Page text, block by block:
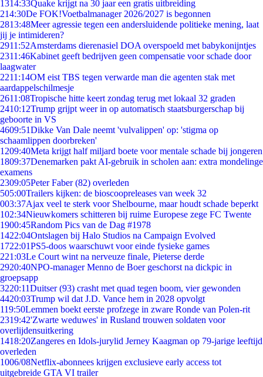
1314:33Quake krijgt na 30 jaar een gratis uitbreiding
214:30De FOK!Voetbalmanager 2026/2027 is begonnen
2813:48Meer agressie tegen een andersluidende politieke mening, laat
jij je intimideren?
2911:52Amsterdams dierenasiel DOA overspoeld met babykonijntjes
2311:46Kabinet geeft bedrijven geen compensatie voor schade door
laagwater
2211:14OM eist TBS tegen verwarde man die agenten stak met
aardappelschilmesje
2611:08Tropische hitte keert zondag terug met lokaal 32 graden
2410:12Trump grijpt weer in op automatisch staatsburgerschap bij
geboorte in VS
4609:51Dikke Van Dale neemt 'vulvalippen' op: 'stigma op
schaamlippen doorbreken'
1209:40Meta krijgt half miljard boete voor mentale schade bij jongeren
1809:37Denemarken pakt AI-gebruik in scholen aan: extra mondelinge
examens
2309:05Peter Faber (82) overleden
505:00Trailers kijken: de bioscoopreleases van week 32
003:37Ajax veel te sterk voor Shelbourne, maar houdt schade beperkt
102:34Nieuwkomers schitteren bij ruime Europese zege FC Twente
1900:45Random Pics van de Dag #1978
1422:04Ontslagen bij Halo Studios na Campaign Evolved
1722:01PS5-doos waarschuwt voor einde fysieke games
221:03Le Court wint na nerveuze finale, Pieterse derde
2920:40NPO-manager Menno de Boer geschorst na dickpic in
groepsapp
3220:11Duitser (93) crasht met quad tegen boom, vier gewonden
4420:03Trump wil dat J.D. Vance hem in 2028 opvolgt
119:50Lemmen boekt eerste profzege in zware Ronde van Polen-rit
2319:42'Zwarte weduwes' in Rusland trouwen soldaten voor
overlijdensuitkering
1418:20Zangeres en Idols-jurylid Jerney Kaagman op 79-jarige leeftijd
overleden
1006/08Netflix-abonnees krijgen exclusieve early access tot
uitgebreide GTA VI trailer